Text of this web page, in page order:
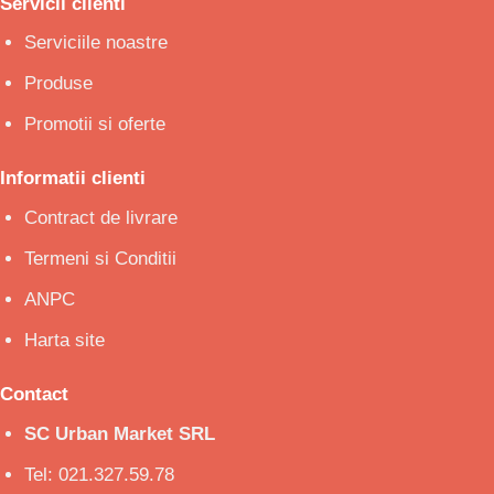
Serviciile noastre
Produse
Promotii si oferte
Informatii clienti
Contract de livrare
Termeni si Conditii
ANPC
Harta site
Contact
SC Urban Market SRL
Tel: 021.327.59.78